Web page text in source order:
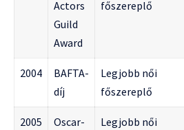
Actors
Guild
Award
főszereplő
2004
BAFTA-
díj
Legjobb női
főszereplő
2005
Oscar-
Legjobb női